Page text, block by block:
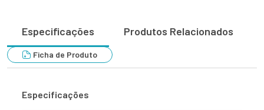
Especificações Produtos Relacionados
Ficha de Produto
Especificações